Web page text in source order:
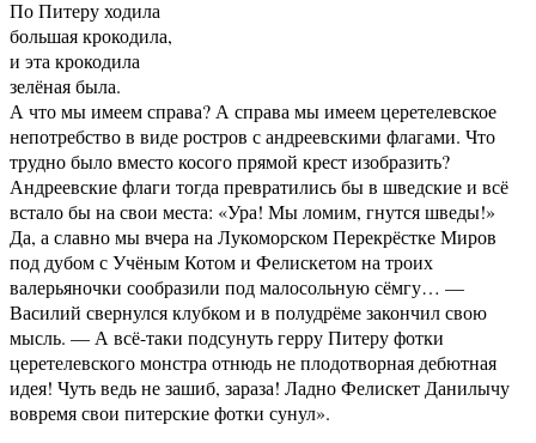
По Питеру ходила
большая крокодила,
и эта крокодила
зелёная была.
А что мы имеем справа? А справа мы имеем церетелевское
непотребство в виде ростров с андреевскими флагами. Что
трудно было вместо косого прямой крест изобразить?
Андреевские флаги тогда превратились бы в шведские и всё
встало бы на свои места: «Ура! Мы ломим, гнутся шведы!»
Да, а славно мы вчера на Лукоморском Перекрёстке Миров
под дубом с Учёным Котом и Фелискетом на троих
валерьяночки сообразили под малосольную сёмгу… —
Василий свернулся клубком и в полудрёме закончил свою
мысль. — А всё-таки подсунуть герру Питеру фотки
церетелевского монстра отнюдь не плодотворная дебютная
идея! Чуть ведь не зашиб, зараза! Ладно Фелискет Данилычу
вовремя свои питерские фотки сунул».